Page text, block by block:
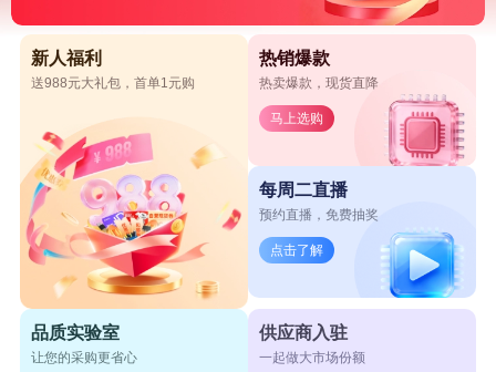
新人福利
送988元大礼包，首单1元购
热销爆款
热卖爆款，现货直降
马上选购
每周二直播
预约直播，免费抽奖
点击了解
品质实验室
让您的采购更省心
供应商入驻
一起做大市场份额